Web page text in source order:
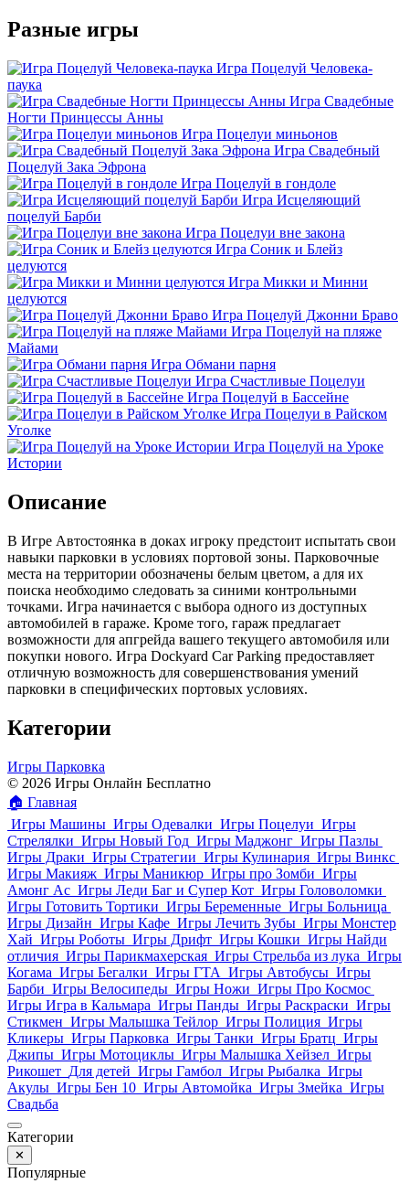
Разные игры
Игра Поцелуй Человека-
паука
Игра Свадебные
Ногти Принцессы Анны
Игра Поцелуи миньонов
Игра Свадебный
Поцелуй Зака Эфрона
Игра Поцелуй в гондоле
Игра Исцеляющий
поцелуй Барби
Игра Поцелуи вне закона
Игра Соник и Блейз
целуются
Игра Микки и Минни
целуются
Игра Поцелуй Джонни Браво
Игра Поцелуй на пляже
Майами
Игра Обмани парня
Игра Счастливые Поцелуи
Игра Поцелуй в Бассейне
Игра Поцелуи в Райском
Уголке
Игра Поцелуй на Уроке
Истории
Описание
В Игре Автостоянка в доках игроку предстоит испытать свои
навыки парковки в условиях портовой зоны. Парковочные
места на территории обозначены белым цветом, а для их
поиска необходимо следовать за синими контрольными
точками. Игра начинается с выбора одного из доступных
автомобилей в гараже. Кроме того, гараж предлагает
возможности для апгрейда вашего текущего автомобиля или
покупки нового. Игра Dockyard Car Parking предоставляет
отличную возможность для совершенствования умений
парковки в специфических портовых условиях.
Категории
Игры Парковка
© 2026 Игры Онлайн Бесплатно
🏠 Главная
Игры Машины Игры Одевалки Игры Поцелуи Игры
Стрелялки Игры Новый Год Игры Маджонг Игры Пазлы
Игры Драки Игры Стратегии Игры Кулинария Игры Винкс
Игры Макияж Игры Маникюр Игры про Зомби Игры
Амонг Ас Игры Леди Баг и Супер Кот Игры Головоломки
Игры Готовить Тортики Игры Беременные Игры Больница
Игры Дизайн Игры Кафе Игры Лечить Зубы Игры Монстер
Хай Игры Роботы Игры Дрифт Игры Кошки Игры Найди
отличия Игры Парикмахерская Игры Стрельба из лука Игры
Когама Игры Бегалки Игры ГТА Игры Автобусы Игры
Барби Игры Велосипеды Игры Ножи Игры Про Космос
Игры Игра в Кальмара Игры Панды Игры Раскраски Игры
Стикмен Игры Малышка Тейлор Игры Полиция Игры
Кликеры Игры Парковка Игры Танки Игры Братц Игры
Джипы Игры Мотоциклы Игры Малышка Хейзел Игры
Рикошет Для детей Игры Гамбол Игры Рыбалка Игры
Акулы Игры Бен 10 Игры Автомойка Игры Змейка Игры
Свадьба
Категории
✕
Популярные